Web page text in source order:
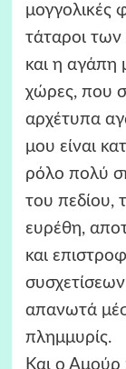
μογγολικές
τάταροι
και η αγάπη
χώρες, που
αρχέτυπα
μου είναι
ρόλο πολύ
του πεδίου,
ευρέθη,
και
απανωτά
πλημμυρίς.
Και ο Αμούρ